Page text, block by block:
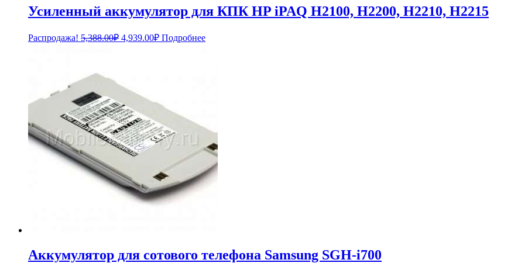
Усиленный аккумулятор для КПК HP iPAQ H2100, H2200, H2210, H2215
Распродажа! 5,388.00₽ Первоначальная
4,939.00₽Текущая
цена:
Подробнее
Аккумулятор для сотового телефона Samsung SGH-i700